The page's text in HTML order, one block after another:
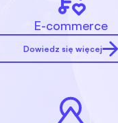
E-commerce
Dowiedz się więcej